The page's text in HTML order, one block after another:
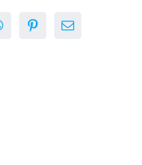
Pinterest
E-